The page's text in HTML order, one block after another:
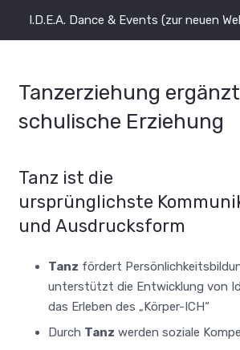
I.D.E.A. Dance & Events (zur neuen
Tanzerziehung
schulische Erziehung
Tanz ist die
ursprünglichste
und Ausdrucksform
Tanz fördert
unterstützt die Entwicklung von
das Erleben des „Körper-ICH“
Durch Tanz werden soziale